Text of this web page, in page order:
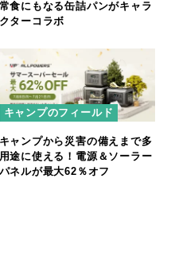
常食にもなる缶詰パンがキャラ
クターコラボ
キャンプのフィールド
キャンプから災害の備えまで多
用途に使える！電源＆ソーラー
パネルが最大62％オフ